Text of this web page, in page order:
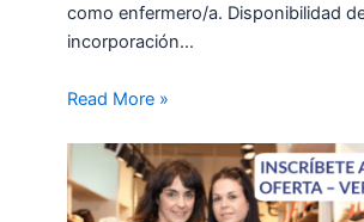
como enfermero/a. Disponibilidad
incorporación…
Read More »